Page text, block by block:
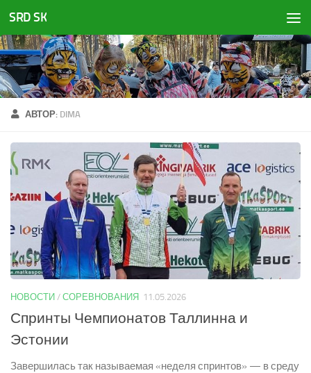
Перейти к содержимому
SRD SK
АВТОР: DIMA
НОВОСТИ / СОРЕВНОВАНИЯ 11.05.2026
Спринты Чемпионатов Таллинна и
Эстонии
Завершилась так называемая «неделя спринтов» — в среду